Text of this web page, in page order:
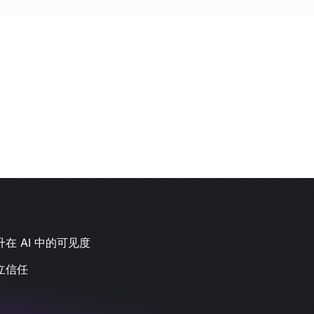
在 AI 中的可见度
信任